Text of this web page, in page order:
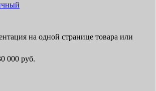
на одной странице товара или
000 руб.